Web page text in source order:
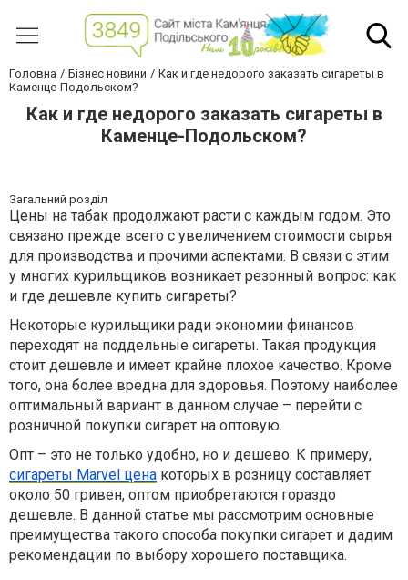
Головна Бізнес новини
Как и где недорого заказать сигареты в
Каменце-Подольском?
Как и где недорого заказать сигареты в
Каменце-Подольском?
Загальний розділ
Цены на табак продолжают расти с каждым годом. Это
связано прежде всего с увеличением стоимости сырья
для производства и прочими аспектами. В связи с этим
у многих курильщиков возникает резонный вопрос: как
и где дешевле купить сигареты?
Некоторые курильщики ради экономии финансов
переходят на поддельные сигареты. Такая продукция
стоит дешевле и имеет крайне плохое качество. Кроме
того, она более вредна для здоровья. Поэтому наиболее
оптимальный вариант в данном случае – перейти с
розничной покупки сигарет на оптовую.
Опт – это не только удобно, но и дешево. К примеру,
сигареты Marvel цена которых в розницу составляет
около 50 гривен, оптом приобретаются гораздо
дешевле. В данной статье мы рассмотрим основные
преимущества такого способа покупки сигарет и дадим
рекомендации по выбору хорошего поставщика.